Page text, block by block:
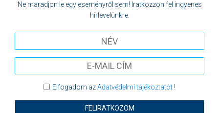
Ne maradjon le egy eseményről sem! Iratkozzon fel ingyenes
hírlevelünkre:
Elfogadom azAdatvédelmi tájékoztatót!
FELIRATKOZOM